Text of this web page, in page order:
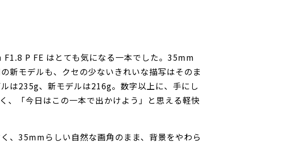
P FE はとても気になる一本でした。35mm
新モデルも、クセの少ないきれいな描写はそのま
は235g、新モデルは216g。数字以上に、手にし
、「今日はこの一本で出かけよう」と思える軽快
、35mmらしい自然な画角のまま、背景をやわら